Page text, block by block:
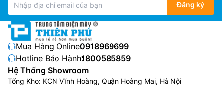
Đăng ký
Mua Hàng Online:0918969699
Hotline Bảo Hành:1800585859
Hệ Thống Showroom
Tổng Kho: KCN Vĩnh Hoàng, Quận Hoàng Mai, Hà Nội